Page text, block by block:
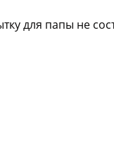
для папы не